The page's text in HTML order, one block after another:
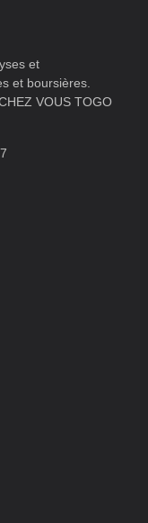
et
et boursières.
VOUS TOGO